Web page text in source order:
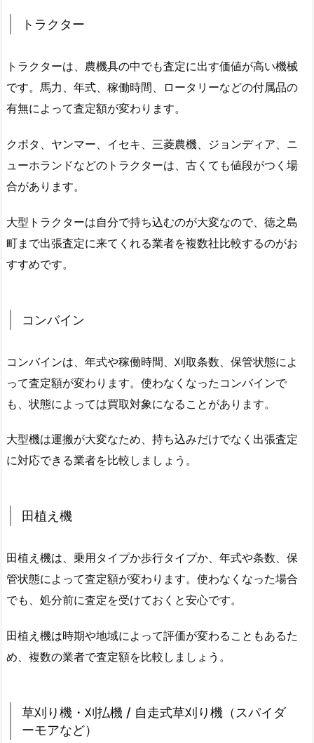
トラクター
トラクターは、農機具の中でも査定に出す価値が高い機械
です。馬力、年式、稼働時間、ロータリーなどの付属品の
有無によって査定額が変わります。
クボタ、ヤンマー、イセキ、三菱農機、ジョンディア、ニ
ューホランドなどのトラクターは、古くても値段がつく場
合があります。
大型トラクターは自分で持ち込むのが大変なので、徳之島
町まで出張査定に来てくれる業者を複数社比較するのがお
すすめです。
コンバイン
コンバインは、年式や稼働時間、刈取条数、保管状態によ
って査定額が変わります。使わなくなったコンバインで
も、状態によっては買取対象になることがあります。
大型機は運搬が大変なため、持ち込みだけでなく出張査定
に対応できる業者を比較しましょう。
田植え機
田植え機は、乗用タイプか歩行タイプか、年式や条数、保
管状態によって査定額が変わります。使わなくなった場合
でも、処分前に査定を受けておくと安心です。
田植え機は時期や地域によって評価が変わることもあるた
め、複数の業者で査定額を比較しましょう。
草刈り機・刈払機 / 自走式草刈り機（スパイダ
ーモアなど）